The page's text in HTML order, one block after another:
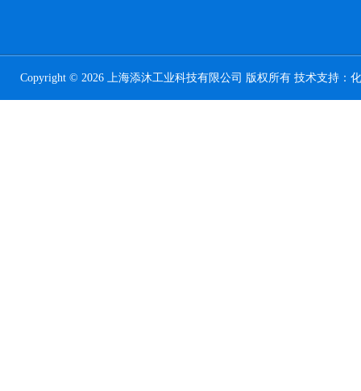
Copyright © 2026 上海添沐工业科技有限公司 版权所有 技术支持：